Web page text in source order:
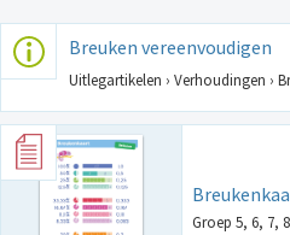
Breuken vereenvoudigen
Uitlegartikelen › Verhoudingen ›
Groep 5, 6, 7, 8